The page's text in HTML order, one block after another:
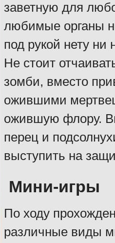
заветную для
любимые органы
под рукой нету ни
Не стоит
зомби, вместо
ожившими
ожившую флору.
перец и
выступить на
Мини-игры
По ходу
различные виды